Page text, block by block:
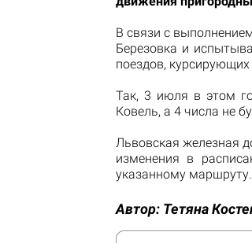
В связи с
Березовка и
поездов,
Так, 3 июля в этом
Ковель, а 4 числа не
Львовская железная
изменения в
указанному маршруту.
Автор: Тетяна